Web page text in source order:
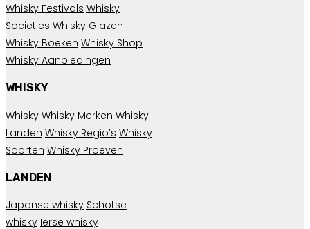
Whisky Festivals Whisky
Societies Whisky Glazen
Whisky Boeken Whisky Shop
Whisky Aanbiedingen
WHISKY
Whisky Whisky Merken Whisky
Landen Whisky Regio’s Whisky
Soorten Whisky Proeven
LANDEN
Japanse whisky Schotse
whisky Ierse whisky